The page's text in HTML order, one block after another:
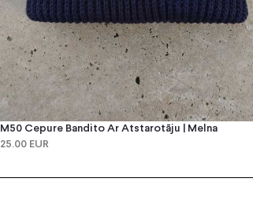
M50 Cepure Bandito Ar Atstarotāju | Melna
25.00 EUR